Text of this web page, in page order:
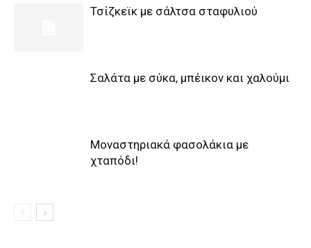
Τσίζκεϊκ με σάλτσα σταφυλιού
Σαλάτα με σύκα, μπέικον και χαλούμι
Μοναστηριακά φασολάκια με
χταπόδι!